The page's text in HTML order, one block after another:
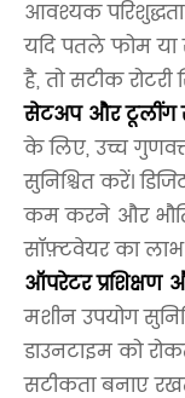
आवश्यक
यदि पतले फोम या
है, तो सटीक रोटरी
सेटअप और टूलींग
के लिए, उच्च
सुनिश्चित करें।
कम करने और
सॉफ़्टवेयर का लाभ
ऑपरेटर प्रशिक्षण
मशीन उपयोग
डाउनटाइम को
सटीकता बनाए